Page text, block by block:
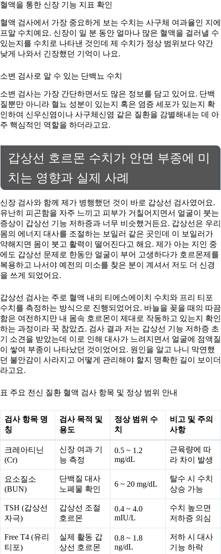
혈액을 통한 신장 기능 지표 확인
혈액 검사에서 가장 중요하게 보는 수치는 사구체 여과율인 지에
프알 수치예요. 신장이 일 분 동안 얼마나 많은 혈액을 걸러낼 수
있는지를 수치로 나타낸 것인데 제 수치가 정상 범위보다 약간
낮게 나와서 긴장했던 기억이 나요.
소변 검사로 알 수 있는 단백뇨 수치
소변 검사는 가장 간단하면서도 많은 정보를 담고 있어요. 단백
질뿐만 아니라 혈뇨 성분이 있는지 혹은 염증 세포가 있는지 확
인하여 신우신염이나 사구체신염 같은 질환을 감별해내는 데 아
주 핵심적인 역할을 하더라고요.
갑상선 호르몬 수치가 안면 부종에 미
치는 영향과 실제 사례
신장 검사와 함께 제가 병행했던 것이 바로 갑상선 검사였어요.
유난히 피곤함을 자주 느끼고 피부가 거칠어지면서 얼굴이 붓는
증상이 갑상선 기능 저하증과 너무 비슷했거든요. 갑상선은 우리
몸의 에너지 대사를 조절하는 보일러 같은 곳인데 이 보일러가
약해지면 몸이 붓고 활력이 떨어진다고 해요. 제가 아는 지인 중
에도 갑상선 문제로 한동안 얼굴이 부어 고생하다가 호르몬제를
복용하고 나서야 예전의 미소를 찾은 분이 계셔서 저도 더 신경
을 쓰게 되었어요.
갑상선 검사는 주로 혈액 내의 티에스에이치 수치와 프리 티포
수치를 측정하는 방식으로 진행되었어요. 바늘을 꽂을 때의 따끔
함은 여전하지만 내 몸속 호르몬이 제대로 작동하고 있는지 확인
하는 과정이라 꾹 참았죠. 검사 결과 저는 갑상선 기능 저하증 초
기 소견을 받았는데 이로 인해 대사가 느려지면서 얼굴에 점액질
이 쌓여 부종이 나타났던 것이었어요. 원인을 알고 나니 막연했
던 불안감이 사라지고 어떻게 관리해야 할지 명확한 길이 보이더
라고요.
표 주요 전신 질환 혈액 검사 항목 및 정상 범위 안내
검사 항목 명
칭
검사 목적 및
용도
정상 범위 수
치
비고 및 주의
사항
크레아티닌
(Cr)
신장 여과 기
능 측정
0.5 ~ 1.2
mg/dL
근육량에 따
라 차이 발생
요소질소
(BUN)
단백질 대사
노폐물 확인
6 ~ 20 mg/dL
탈수 시 수치
상승 가능
TSH (갑상선
자극)
갑상선 조절
호르몬
0.4 ~ 4.0
mIU/L
수치 높으면
저하증 의심
Free T4 (유리
티포)
실제 활동 갑
상선 호르몬
0.8 ~ 1.8
ng/dL
저하 시 대사
기능 하락